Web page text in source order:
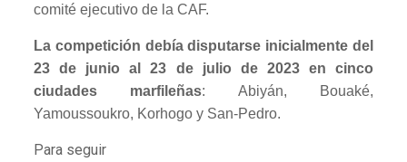
comité ejecutivo de la CAF.
La competición debía disputarse inicialmente del
23 de junio al 23 de julio de 2023 en cinco
ciudades marfileñas: Abiyán, Bouaké,
Yamoussoukro, Korhogo y San-Pedro.
Para seguir